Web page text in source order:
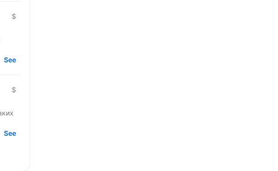
$
See
$
See